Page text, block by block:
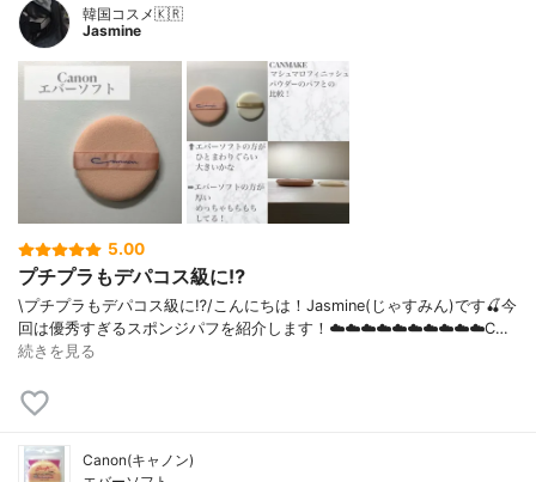
韓国コスメ🇰🇷
Jasmine
5.00
プチプラもデパコス級に⁉︎
\プチプラもデパコス級に⁉︎/こんにちは！Jasmine(じゃすみん)です🍒今
回は優秀すぎるスポンジパフを紹介します！☁️☁️☁️☁️☁️☁️☁️☁️☁️☁️C…
続きを見る
Canon(キャノン)